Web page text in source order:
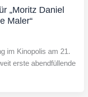
„Moritz Daniel
Maler“
im Kinopolis am 21.
erste abendfüllende